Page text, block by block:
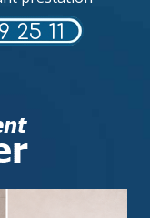
25 11